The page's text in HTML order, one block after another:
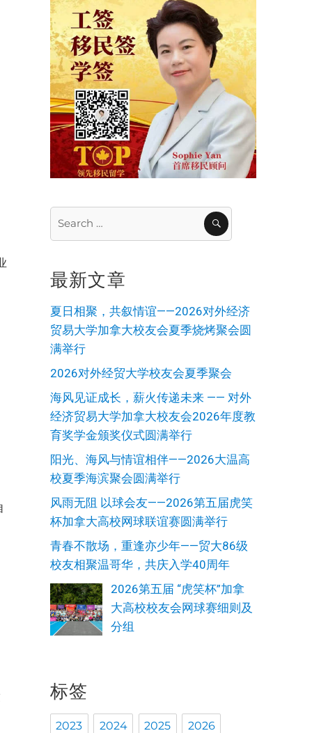
SEARCH
最新文章
夏日相聚，共叙情谊——2026对外经济
贸易大学加拿大校友会夏季烧烤聚会圆
满举行
2026对外经贸大学校友会夏季聚会
海风见证成长，薪火传递未来 —— 对外
经济贸易大学加拿大校友会2026年度教
育奖学金颁奖仪式圆满举行
阳光、海风与情谊相伴——2026大温高
校夏季海滨聚会圆满举行
风雨无阻 以球会友——2026第五届虎笑
杯加拿大高校网球联谊赛圆满举行
青春不散场，重逢亦少年——贸大86级
校友相聚温哥华，共庆入学40周年
2026第五届 “虎笑杯”加拿
大高校校友会网球赛细则及
分组
标签
2023 2024 2025 2026